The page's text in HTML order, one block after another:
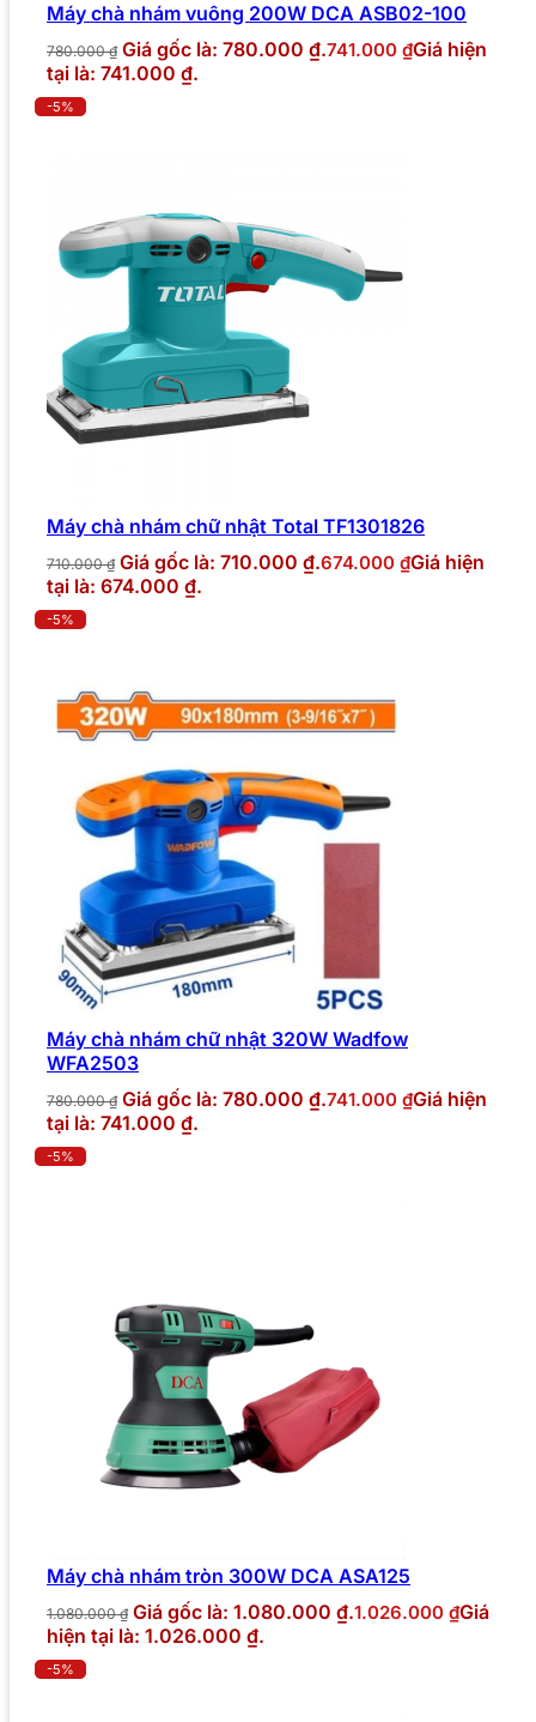
Máy chà nhám vuông 200W DCA ASB02-100
780.000₫ Giá gốc là: 780.000 ₫.741.000 ₫Giá hiện
tại là: 741.000 ₫.
-5%
Máy chà nhám chữ nhật Total TF1301826
710.000₫ Giá gốc là: 710.000 ₫.674.000 ₫Giá hiện
tại là: 674.000 ₫.
-5%
Máy chà nhám chữ nhật 320W Wadfow
WFA2503
780.000₫ Giá gốc là: 780.000 ₫.741.000 ₫Giá hiện
tại là: 741.000 ₫.
-5%
Máy chà nhám tròn 300W DCA ASA125
1.080.000₫ Giá gốc là: 1.080.000 ₫.1.026.000 ₫Giá
hiện tại là: 1.026.000 ₫.
-5%